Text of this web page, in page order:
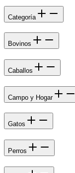
Categoría
Bovinos
Caballos
Campo y Hogar
Gatos
Perros